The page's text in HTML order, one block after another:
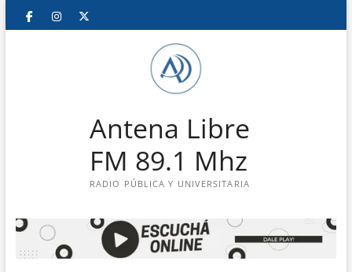
Saltar
FacebookInstagram
Antena Libre
FM 89.1 Mhz
RADIO PÚBLICA Y UNIVERSITARIA